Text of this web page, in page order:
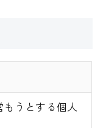
うとする個人